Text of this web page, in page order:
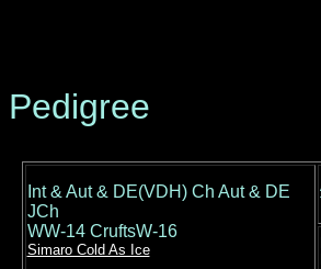
Pedigree
Int & Aut & DE(VDH) Ch Aut & DE
JCh
WW-14 CruftsW-16
Simaro Cold As Ice